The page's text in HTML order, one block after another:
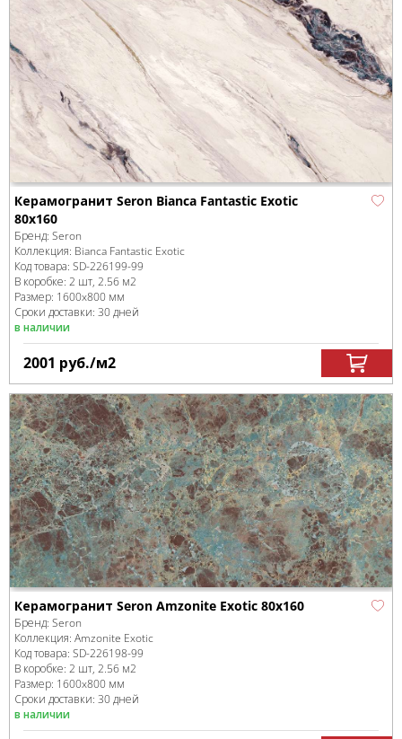
Керамогранит Seron Bianca Fantastic Exotic
80x160
Бренд: Seron
Коллекция: Bianca Fantastic Exotic
Код товара: SD-226199-99
В коробке: 2 шт, 2.56 м2
Размер: 1600x800 мм
Сроки доставки: 30 дней
в наличии
2001 руб./м2
Керамогранит Seron Amzonite Exotic 80x160
Бренд: Seron
Коллекция: Amzonite Exotic
Код товара: SD-226198-99
В коробке: 2 шт, 2.56 м2
Размер: 1600x800 мм
Сроки доставки: 30 дней
в наличии